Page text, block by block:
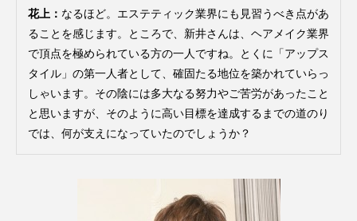
花上： なるほど。エステティック業界にも見習うべき点があ
ることを感じます。ところで、新井さんは、ヘアメイク業界
で頂点を極められている方の一人ですね。とくに「アップス
タイル」の第一人者として、確固たる地位を築かれていらっ
しゃいます。その陰には多大なる努力やご苦労があったこと
と思いますが、そのように高い目標を達成するまでの道のり
では、何が支えになっていたのでしょうか？